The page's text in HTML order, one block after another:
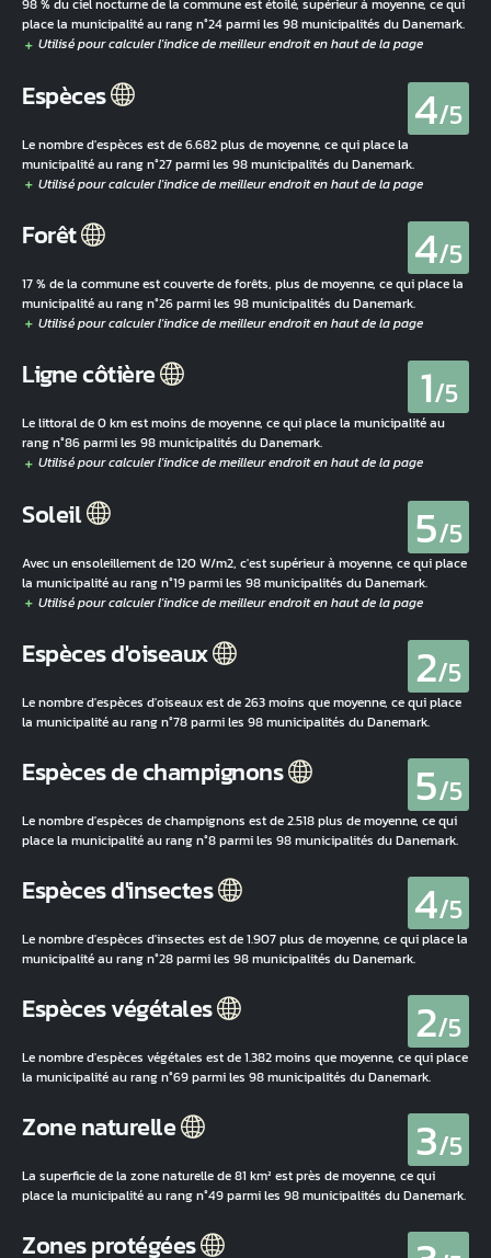
98 % du ciel nocturne de la commune est étoilé, supérieur à moyenne, ce qui
place la municipalité au rang n°24 parmi les 98 municipalités du Danemark.
Espèces 4/5
Le nombre d'espèces est de 6.682 plus de moyenne, ce qui place la
municipalité au rang n°27 parmi les 98 municipalités du Danemark.
Forêt 4/5
17 % de la commune est couverte de forêts, plus de moyenne, ce qui place la
municipalité au rang n°26 parmi les 98 municipalités du Danemark.
Ligne côtière 1/5
Le littoral de 0 km est moins de moyenne, ce qui place la municipalité au
rang n°86 parmi les 98 municipalités du Danemark.
Soleil 5/5
Avec un ensoleillement de 120 W/m2, c'est supérieur à moyenne, ce qui place
la municipalité au rang n°19 parmi les 98 municipalités du Danemark.
Espèces d'oiseaux 2/5
Le nombre d'espèces d'oiseaux est de 263 moins que moyenne, ce qui place
la municipalité au rang n°78 parmi les 98 municipalités du Danemark.
Espèces de champignons 5/5
Le nombre d'espèces de champignons est de 2.518 plus de moyenne, ce qui
place la municipalité au rang n°8 parmi les 98 municipalités du Danemark.
Espèces d'insectes 4/5
Le nombre d'espèces d'insectes est de 1.907 plus de moyenne, ce qui place la
municipalité au rang n°28 parmi les 98 municipalités du Danemark.
Espèces végétales 2/5
Le nombre d'espèces végétales est de 1.382 moins que moyenne, ce qui place
la municipalité au rang n°69 parmi les 98 municipalités du Danemark.
Zone naturelle 3/5
La superficie de la zone naturelle de 81 km² est près de moyenne, ce qui
place la municipalité au rang n°49 parmi les 98 municipalités du Danemark.
Zones protégées